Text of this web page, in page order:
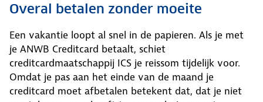
Overal betalen zonder moeite
Een vakantie loopt al snel in de papieren. Als je met
je ANWB Creditcard betaalt, schiet
creditcardmaatschappij ICS je reissom tijdelijk voor.
Omdat je pas aan het einde van de maand je
creditcard moet afbetalen betekent dat, dat je niet